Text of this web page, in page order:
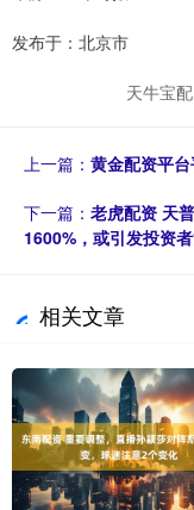
发布于：北京市
天牛宝
上一篇： 黄金配资平
下一篇： 老虎配资 天
1600%，或引发投资
相关文章